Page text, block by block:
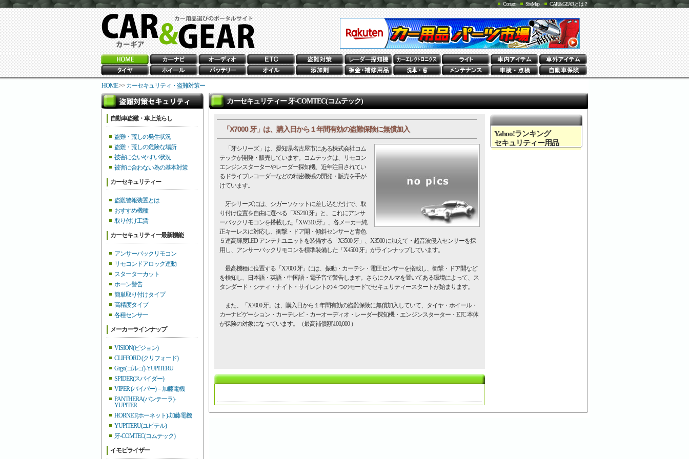
CAR&GEARとは？
SiteMap
Contact
HOME>> カーセキュリティ・盗難対策ー
自動車盗難・車上荒らし
盗難・荒しの発生状況
盗難・荒しの危険な場所
被害に会いやすい状況
被害に合わない為の基本対策
カーセキュリティー
盗難警報装置とは
おすすめ機種
取り付け工賃
カーセキュリティー最新機能
アンサーバックリモコン
リモコンドアロック連動
スターターカット
ホーン警告
簡単取り付けタイプ
高精度タイプ
各種センサー
メーカーラインナップ
VISION(ビジョン)
CLIFFORD (クリフォード)
Grgo(ゴルゴ)-YUPITERU
SPIDER(スパイダー)
VIPER (バイパー)－加藤電機
PANTHERA(バンテーラ)-
YUPITER
HORNET(ホーネット)-加藤電機
YUPITERU(ユピテル)
牙-COMTEC(コムテック)
イモビライザー
カーセキュリティー 牙-COMTEC(コムテック)
「X7000 牙」は、購入日から１年間有効の盗難保険に無償加入
「牙シリーズ」は、愛知県名古屋市にある株式会社コム
テックが開発・販売しています。コムテックは、リモコン
エンジンスターターやレーダー探知機、近年注目されてい
るドライブレコーダーなどの精密機械の開発・販売を手が
けています。
牙シリーズには、シガーソケットに差し込むだけで、取
り付け位置を自由に選べる「XS210 牙」と、これにアンサ
ーバックリモコンを搭載した「XW310 牙」、各メーカー純
正キーレスに対応し、衝撃・ドア開・傾斜センサーと青色
５連高輝度LED アンテナユニットを装備する「X3500 牙」、X3500 に加えて・超音波侵入センサーを採
用し、アンサーバックリモコンを標準装備した「X4500 牙」がラインナップしています。
最高機種に位置する「X7000 牙」には、振動・カーテシ・電圧センサーを搭載し、衝撃・ドア開など
を検知し、日本語・英語・中国語・電子音で警告します。さらにクルマを置いてある環境によって、ス
タンダード・シティ・ナイト・サイレントの４つのモードでセキュリティースタートが始まります。
また、「X7000 牙」は、購入日から１年間有効の盗難保険に無償加入していて、タイヤ・ホイール・
カーナビゲーション・カーテレビ・カーオーディオ・レーダー探知機・エンジンスターター・ETC 本体
が保険の対象になっています。（最高補償額\100,000 ）
Yahoo!ランキング
セキュリティー用品